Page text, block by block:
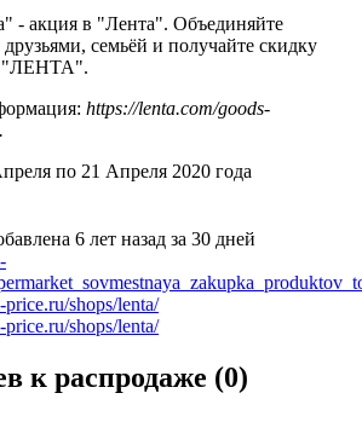
- акция в "Лента". Объединяйте
семьёй и получайте скидку
"ЛЕНТА".
https://lenta.com/goods-
по 21 Апреля 2020 года
6 лет назад за 30 дней
shops/lenta/
shops/lenta/
к распродаже (0)